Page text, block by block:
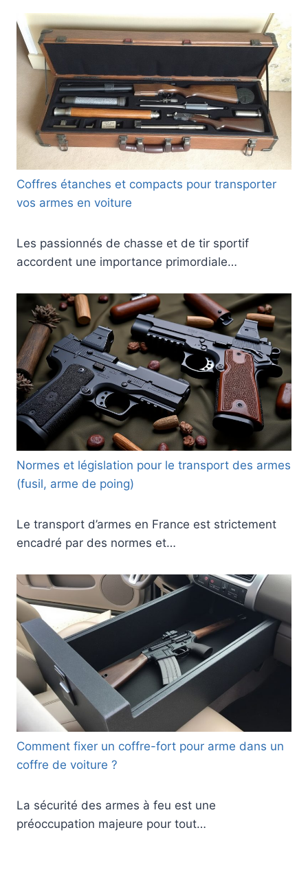
Coffres étanches et compacts pour transporter
vos armes en voiture
Les passionnés de chasse et de tir sportif
accordent une importance primordiale…
Normes et législation pour le transport des armes
(fusil, arme de poing)
Le transport d’armes en France est strictement
encadré par des normes et…
Comment fixer un coffre-fort pour arme dans un
coffre de voiture ?
La sécurité des armes à feu est une
préoccupation majeure pour tout…